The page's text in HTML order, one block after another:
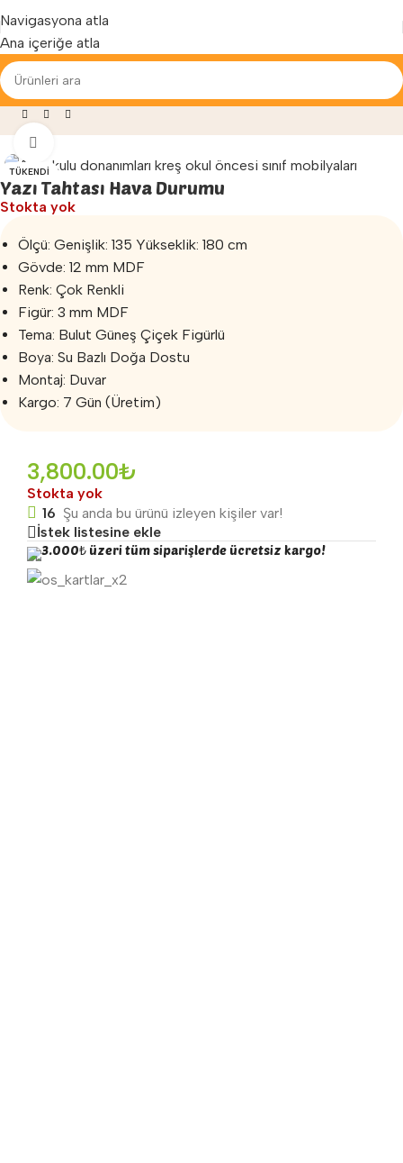
Navigasyona atla
Ana içeriğe atla
Yenilenen arayüzümüz ile hizmetinizdeyiz...
Malzemeleri
TÜKENDI
Yazı Tahtası Hava Durumu
Stokta yok
Ölçü: Genişlik: 135 Yükseklik: 180 cm
Gövde: 12 mm MDF
Renk: Çok Renkli
Figür: 3 mm MDF
Tema: Bulut Güneş Çiçek Figürlü
Boya: Su Bazlı Doğa Dostu
Montaj: Duvar
Kargo: 7 Gün (Üretim)
3,800.00₺
Stokta yok
16 Şu anda bu ürünü izleyen kişiler var!
İstek listesine ekle
3.000₺ üzeri tüm siparişlerde ücretsiz kargo!